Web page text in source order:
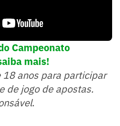
Campeonato
mais!
18 anos para participar
de jogo de apostas.
.